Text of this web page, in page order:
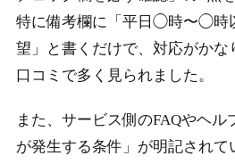
特に備考欄に「平日◯時〜◯時
望」と書くだけで、対応がか
口コミで多く見られました。
また、サービス側のFAQやヘル
が発生する条件」が明記されて